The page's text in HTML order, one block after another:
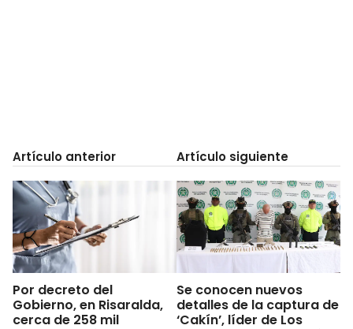
Artículo anterior
Por decreto del
Gobierno, en Risaralda,
cerca de 258 mil
Artículo siguiente
Se conocen nuevos
detalles de la captura de
‘Cakín’, líder de Los